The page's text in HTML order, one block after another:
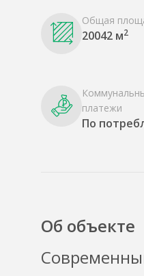
Общая
20042 м2
платежи
По
Об объекте